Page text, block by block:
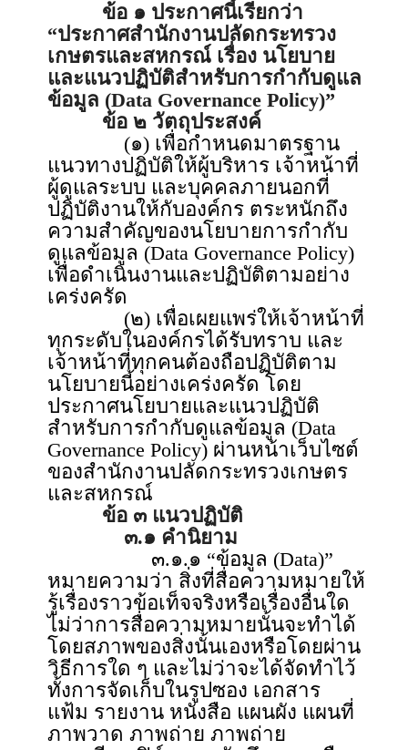
ข้อ ๑ ประกาศนี้เรียกว่า
“ประกาศสำนักงานปลัดกระทรวง
เกษตรและสหกรณ์ เรื่อง นโยบาย
และแนวปฏิบัติสำหรับการกำกับดูแล
ข้อมูล (Data Governance Policy)”
ข้อ ๒ วัตถุประสงค์
(๑) เพื่อกำหนดมาตรฐาน
แนวทางปฏิบัติให้ผู้บริหาร เจ้าหน้าที่
ผู้ดูแลระบบ และบุคคลภายนอกที่
ปฏิบัติงานให้กับองค์กร ตระหนักถึง
ความสำคัญของนโยบายการกำกับ
ดูแลข้อมูล (Data Governance Policy)
เพื่อดำเนินงานและปฏิบัติตามอย่าง
เคร่งครัด
(๒) เพื่อเผยแพร่ให้เจ้าหน้าที่
ทุกระดับในองค์กรได้รับทราบ และ
เจ้าหน้าที่ทุกคนต้องถือปฏิบัติตาม
นโยบายนี้อย่างเคร่งครัด โดย
ประกาศนโยบายและแนวปฏิบัติ
สำหรับการกำกับดูแลข้อมูล (Data
Governance Policy) ผ่านหน้าเว็บไซต์
ของสำนักงานปลัดกระทรวงเกษตร
และสหกรณ์
ข้อ ๓ แนวปฏิบัติ
๓.๑ คำนิยาม
๓.๑.๑ “ข้อมูล (Data)”
หมายความว่า สิ่งที่สื่อความหมายให้
รู้เรื่องราวข้อเท็จจริงหรือเรื่องอื่นใด
ไม่ว่าการสื่อความหมายนั้นจะทำได้
โดยสภาพของสิ่งนั้นเองหรือโดยผ่าน
วิธีการใด ๆ และไม่ว่าจะได้จัดทำไว้
ทั้งการจัดเก็บในรูปซอง เอกสาร
แฟ้ม รายงาน หนังสือ แผนผัง แผนที่
ภาพวาด ภาพถ่าย ภาพถ่าย